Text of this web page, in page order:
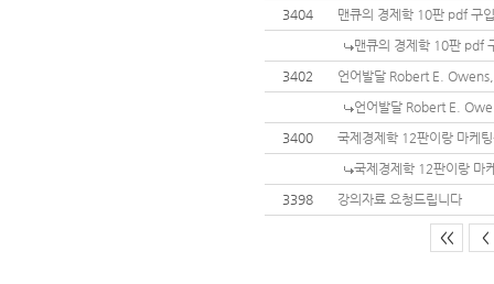
3404
맨큐의 경제학 10판 pdf 구
맨큐의 경제학 10판 pdf
3402
언어발달 Robert E.
언어발달 Robert E.
3400
국제경제학 12판이랑 마케
국제경제학 12판이랑 마
3398
강의자료 요청드립니다
<< <